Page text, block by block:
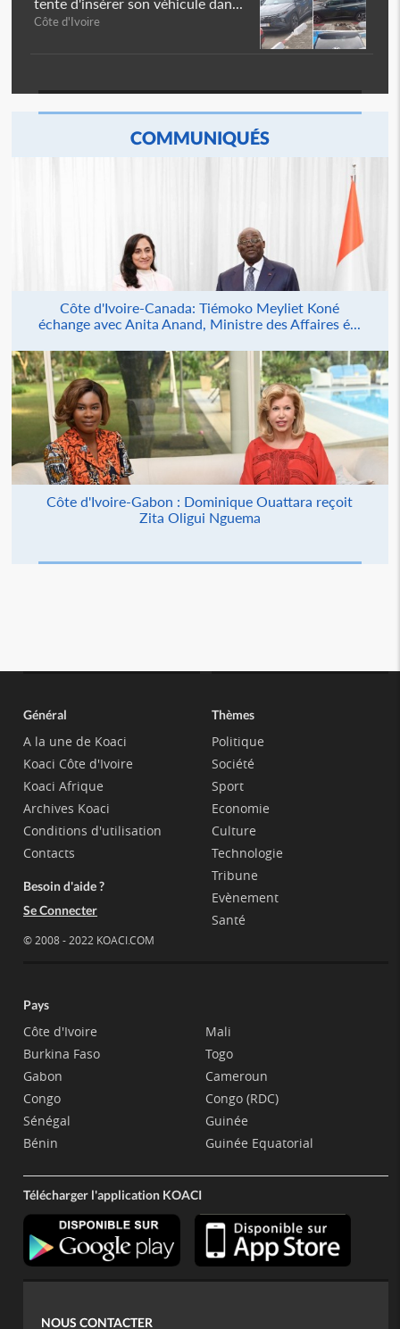
Côte d'Ivoire
COMMUNIQUÉS
Côte d'Ivoire-Canada: Tiémoko Meyliet Koné
échange avec Anita Anand, Ministre des Affaires é...
Côte d'Ivoire-Gabon : Dominique Ouattara reçoit
Zita Oligui Nguema
Général
A la une de Koaci
Koaci Côte d'Ivoire
Koaci Afrique
Archives Koaci
Conditions d'utilisation
Contacts
Besoin d'aide ?
Se Connecter
© 2008 - 2022 KOACI.COM
Thèmes
Politique
Société
Sport
Economie
Culture
Technologie
Tribune
Evènement
Santé
Pays
Côte d'Ivoire
Burkina Faso
Gabon
Congo
Sénégal
Bénin
Mali
Togo
Cameroun
Congo (RDC)
Guinée
Guinée Equatorial
Télécharger l'application KOACI
NOUS CONTACTER